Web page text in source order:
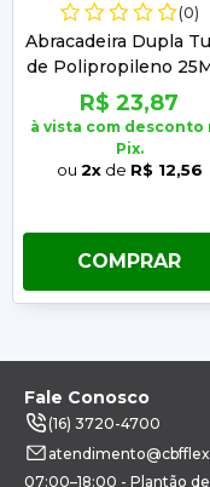
(0)
Abracadeira Dupla
de Polipropileno
R$ 23,87
à vista com desconto
Pix.
ou 2xde R$ 12,56
COMPRAR
Fale Conosco
(16) 3720-4700
07:00–18:00 - Plantão